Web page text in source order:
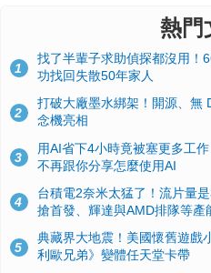
熱門
1
找了半輩子求助偵探都沒用！
功找回失散50年家人
2
打破大廠墨水綁架！開源、無
念機亮相
3
用AI省下4小時竟被塞更多工
不再跟你分享怎麼使用AI
4
台積電2奈米太猛了！流片量
搶首發、輝達與AMD排隊等產
5
典藏界大地震！美國懷舊遊戲
利歐兄弟》變體任天堂卡帶